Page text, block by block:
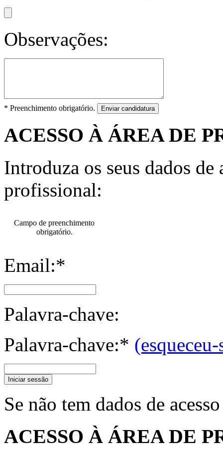
Observações:
* Preenchimento obrigatório. Enviar candidatura
ACESSO À ÁREA DE
Introduza os seus dados de
profissional:
Campo de preenchimento
obrigatório.
Email:*
Palavra-chave:
Palavra-chave:* (esqueceu-
Iniciar sessão
Se não tem dados de
ACESSO À ÁREA DE